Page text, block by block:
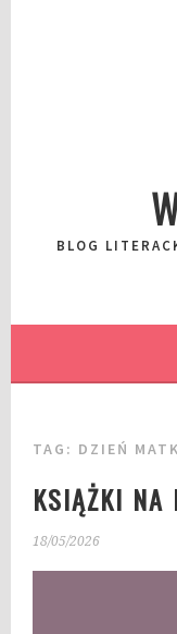
BLOG
TAG: DZIEŃ
KSIĄŻKI NA
18/05/2026